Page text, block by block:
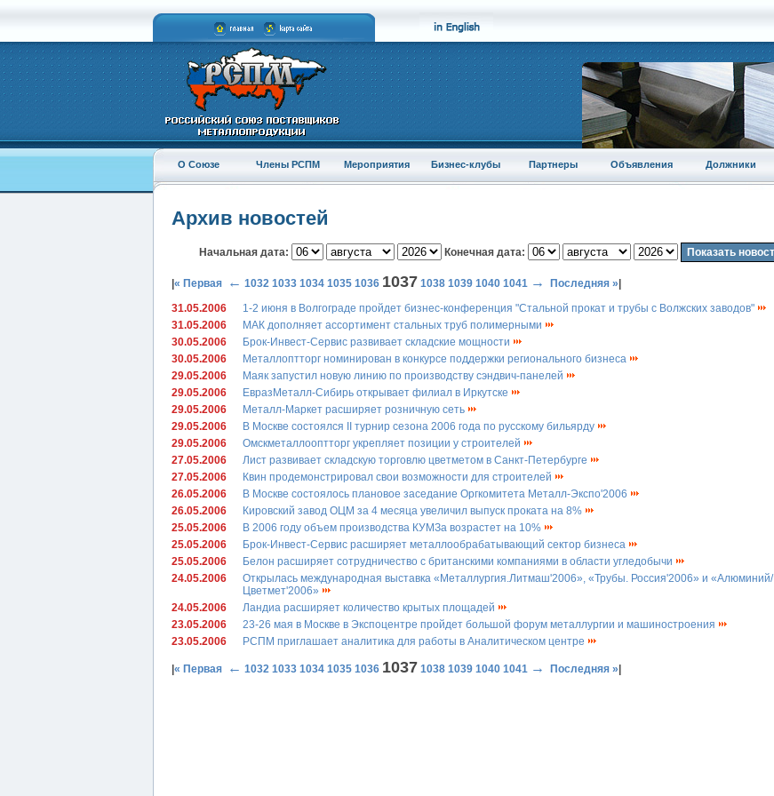
О Союзе Члены РСПМ Мероприятия Бизнес-клубы Партнеры Объявления Должники
Архив новостей
Начальная дата: Конечная дата:
« Первая ← 1032 1033 1034 1035 1036 1037 1038 1039 1040 1041 → Последняя »
31.05.2006
1-2 июня в Волгограде пройдет бизнес-конференция "Стальной прокат и трубы с Волжских заводов"
31.05.2006
МАК дополняет ассортимент стальных труб полимерными
30.05.2006
Брок-Инвест-Сервис развивает складские мощности
30.05.2006
Металлоптторг номинирован в конкурсе поддержки регионального бизнеса
29.05.2006
Маяк запустил новую линию по производству сэндвич-панелей
29.05.2006
ЕвразМеталл-Сибирь открывает филиал в Иркутске
29.05.2006
Металл-Маркет расширяет розничную сеть
29.05.2006
В Москве состоялся II турнир сезона 2006 года по русскому бильярду
29.05.2006
Омскметаллооптторг укрепляет позиции у строителей
27.05.2006
Лист развивает складскую торговлю цветметом в Санкт-Петербурге
27.05.2006
Квин продемонстрировал свои возможности для строителей
26.05.2006
В Москве состоялось плановое заседание Оргкомитета Металл-Экспо'2006
26.05.2006
Кировский завод ОЦМ за 4 месяца увеличил выпуск проката на 8%
25.05.2006
В 2006 году объем производства КУМЗа возрастет на 10%
25.05.2006
Брок-Инвест-Сервис расширяет металлообрабатывающий сектор бизнеса
25.05.2006
Белон расширяет сотрудничество с британскими компаниями в области угледобычи
24.05.2006
Открылась международная выставка «Металлургия.Литмаш'2006», «Трубы. Россия'2006» и «Алюминий/
Цветмет'2006»
24.05.2006
Ландиа расширяет количество крытых площадей
23.05.2006
23-26 мая в Москве в Экспоцентре пройдет большой форум металлургии и машиностроения
23.05.2006
РСПМ приглашает аналитика для работы в Аналитическом центре
« Первая ← 1032 1033 1034 1035 1036 1037 1038 1039 1040 1041 → Последняя »